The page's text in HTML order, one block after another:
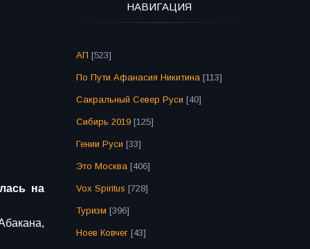
на
НАВИГАЦИЯ
АП [523]
По Пути Афанасия Никитина [113]
Сакральный Север Руси [40]
Сибирь 2019 [125]
Гении Руси [33]
Это Москва [406]
Vox Spiritus [728]
Туризм [396]
Ноев Ковчег [43]